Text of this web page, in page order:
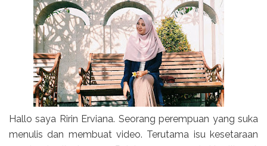
Hallo saya Ririn Erviana. Seorang perempuan yang suka
menulis dan membuat video. Terutama isu kesetaraan